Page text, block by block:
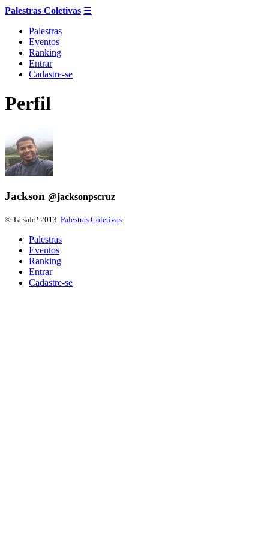
Palestras Coletivas ☰
Palestras
Eventos
Ranking
Entrar
Cadastre-se
Perfil
Jackson @jacksonpscruz
© Tá safo! 2013. Palestras Coletivas
Palestras
Eventos
Ranking
Entrar
Cadastre-se